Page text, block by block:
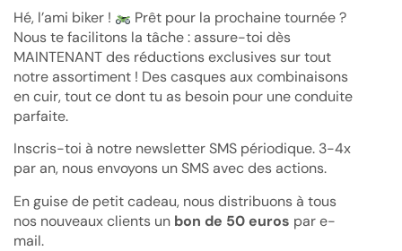
Hé, l’ami biker !
Prêt pour la prochaine tournée ?
Nous te facilitons la tâche : assure-toi dès
MAINTENANT des réductions exclusives sur tout
notre assortiment ! Des casques aux combinaisons
en cuir, tout ce dont tu as besoin pour une conduite
parfaite.
Inscris-toi à notre newsletter SMS périodique. 3-4x
par an, nous envoyons un SMS avec des actions.
En guise de petit cadeau, nous distribuons à tous
nos nouveaux clients un bon de 50 euros par e-
mail.